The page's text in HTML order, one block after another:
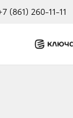
(861) 260-11-11